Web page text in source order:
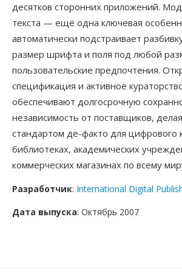
десятков сторонних приложений.
текста — ещё одна ключевая
автоматически подстраивает
размер шрифта и поля под любой
пользовательские предпочтения.
спецификация и активное
обеспечивают долгосрочную
независимость от поставщиков,
стандартом де-факто для цифрового
библиотеках, академических
коммерческих магазинах по всему
Разработчик: International Digital
Дата выпуска: Октябрь 2007